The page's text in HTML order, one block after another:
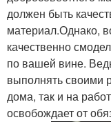
должен быть
материал.Однако,
качественно
по вашей вине.
выполнять своими
дома, так и на
освобождает от